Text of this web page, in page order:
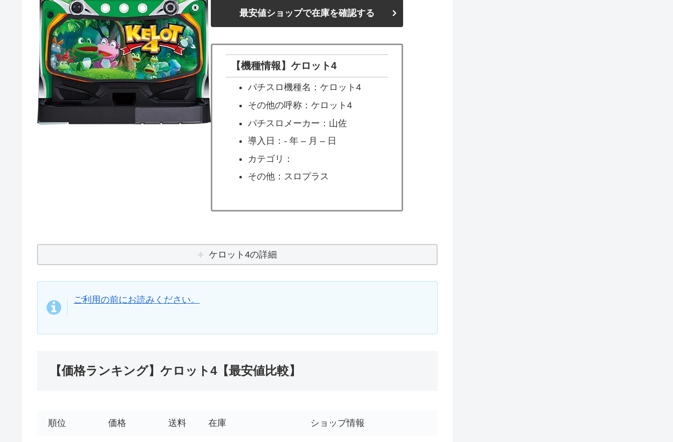
最安値ショップで在庫を確認する
【機種情報】ケロット4
パチスロ機種名：ケロット4
その他の呼称：ケロット4
パチスロメーカー：山佐
導入日：- 年 – 月 – 日
カテゴリ：
その他：スロプラス
ケロット4の詳細
ご利用の前にお読みください。
【価格ランキング】ケロット4【最安値比較】
順位 価格 送料 在庫 ショップ情報